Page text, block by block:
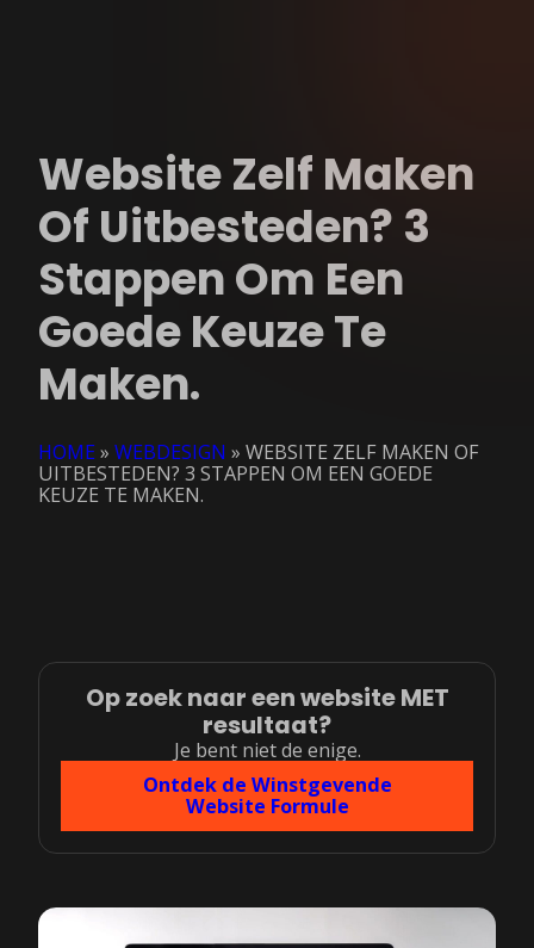
Website Zelf Maken
Of Uitbesteden? 3
Stappen Om Een
Goede Keuze Te
Maken.
HOME» WEBDESIGN » WEBSITE ZELF MAKEN OF
UITBESTEDEN? 3 STAPPEN OM EEN GOEDE
KEUZE TE MAKEN.
Op zoek naar een website MET
resultaat?
Je bent niet de enige.
Ontdek de Winstgevende
Website Formule